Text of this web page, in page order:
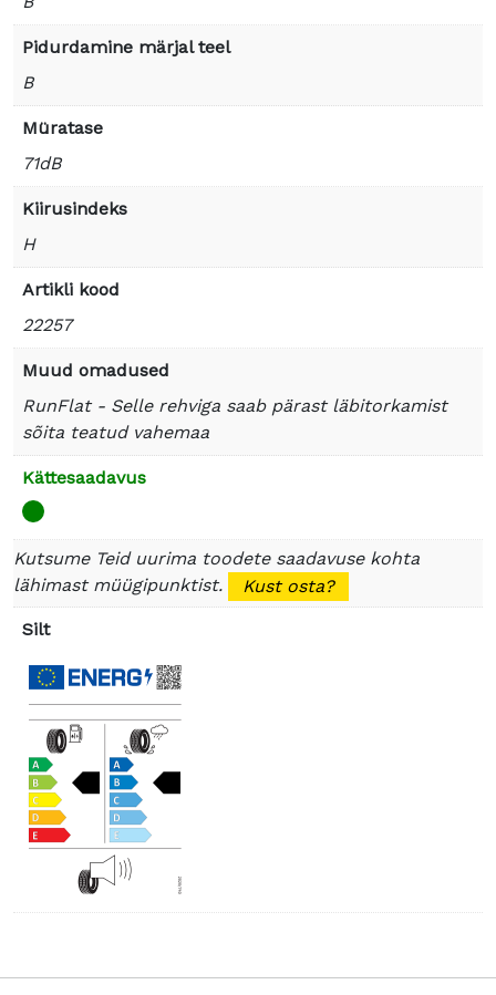
Pidurdamine märjal teel
B
Müratase
71dB
Kiirusindeks
H
Artikli kood
22257
Muud omadused
RunFlat - Selle rehviga saab pärast läbitorkamist
sõita teatud vahemaa
Kättesaadavus
Kutsume Teid uurima toodete saadavuse kohta
lähimast müügipunktist.
Kust osta?
Silt